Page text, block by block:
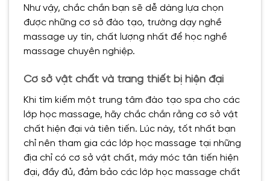
Như vậy, chắc chắn bạn sẽ dễ dàng lựa chọn
được những cơ sở đào tạo, trường dạy nghề
massage uy tín, chất lượng nhất để học nghề
massage chuyên nghiệp.
Cơ sở vật chất và trang thiết bị hiện đại
Khi tìm kiếm một trung tâm đào tạo spa cho các
lớp học massage, hãy chắc chắn rằng cơ sở vật
chất hiện đại và tiên tiến. Lúc này, tốt nhất bạn
chỉ nên tham gia các lớp học massage tại những
địa chỉ có cơ sở vật chất, máy móc tân tiến hiện
đại, đầy đủ, đảm bảo các lớp học massage chất